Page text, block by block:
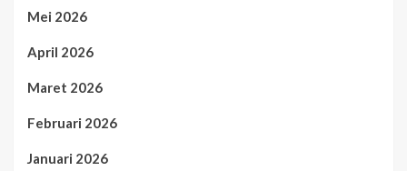
Mei 2026
April 2026
Maret 2026
Februari 2026
Januari 2026